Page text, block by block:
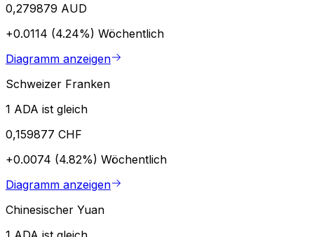
0,279879 AUD
+0.0114 (4.24%) Wöchentlich
Diagramm anzeigen
Schweizer Franken
1 ADA ist gleich
0,159877 CHF
+0.0074 (4.82%) Wöchentlich
Diagramm anzeigen
Chinesischer Yuan